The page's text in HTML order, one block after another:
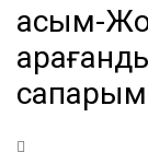
Қасым-